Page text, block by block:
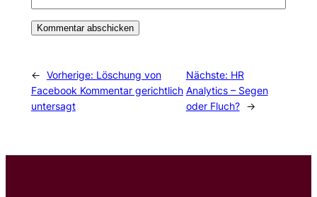
← Vorherige: Löschung von
Facebook Kommentar gerichtlich
untersagt
Nächste: HR
Analytics – Segen
oder Fluch?
→